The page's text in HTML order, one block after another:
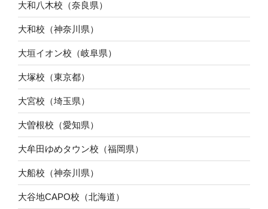
大和八木校（奈良県）
大和校（神奈川県）
大垣イオン校（岐阜県）
大塚校（東京都）
大宮校（埼玉県）
大曽根校（愛知県）
大牟田ゆめタウン校（福岡県）
大船校（神奈川県）
大谷地CAPO校（北海道）